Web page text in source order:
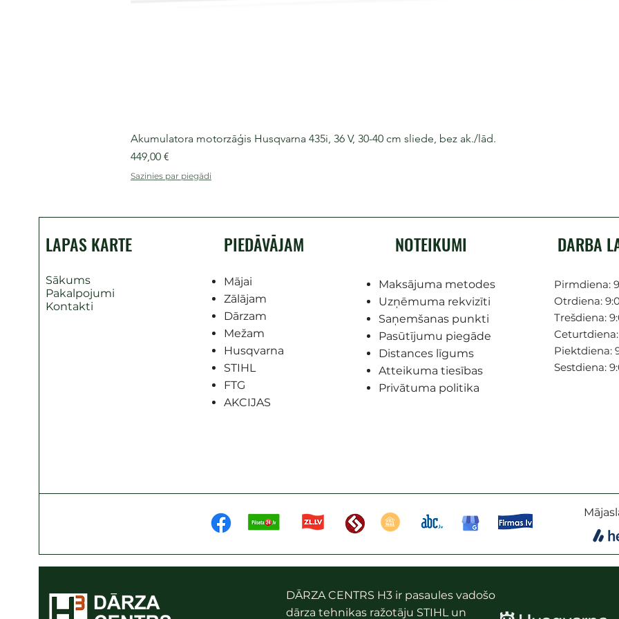
Akumulatora motorzāģis Husqvarna 435i, 36 V, 30-40 cm sliede, bez ak./lād.
Cena
449,00 €
Sazinies par piegādi
LAPAS KARTE
Sākums
Pakalpojumi
Kontakti
PIEDĀVĀJAM
Mājai
Zālājam
Dārzam
Mežam
Husqvarna
STIHL
FTG
AKCIJAS
NOTEIKUMI
Maksājuma metodes
Uzņēmuma rekvizīti
Saņemšanas punkti
Pasūtījumu piegāde
Distances līgums
Atteikuma tiesības
Privātuma politika
DARBA
Pirmdiena:
Otrdiena:
Trešdiena:
Ceturtdiena:
Piektdiena:
Sestdiena:
DĀRZA CENTRS H3 ir pasaules vadošo
dārza tehnikas ražotāju STIHL un